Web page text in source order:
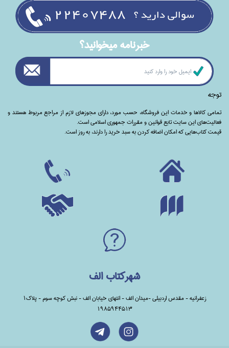
خبرنامه ميخوانيد؟
توجه
تمامی‌ کالاها و خدمات این فروشگاه، حسب مورد،‌ دارای مجوزهای لازم از مراجع مربوط هستند ‌و‌‌
فعالیت‌های این سایت تابع قوانین و مقررات جمهوری اسلامی است.
قیمت کتاب‌هایی که امکان اضافه کردن به سبد خرید را دارند،‌ به روز است.
شهرکتاب الف
زعفرانیه - مقدس اردبیلی -میدان الف - انتهای خیابان الف - نبش کوچه سوم - پلاک1
1985944513